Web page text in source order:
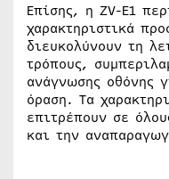
Επίσης, η ZV-E1
χαρακτηριστικά
διευκολύνουν τη
τρόπους,
ανάγνωσης οθόνης
όραση. Τα
επιτρέπουν σε
και την